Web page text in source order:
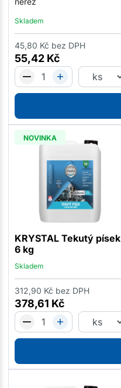
Skladem
55,42 Kč
45,80 Kč bez DPH
NOVINKA
KRYSTAL Tekutý písek
6 kg
Skladem
378,61 Kč
312,90 Kč bez DPH